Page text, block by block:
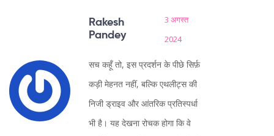
Rakesh
Pandey
3 अगस्त
2024
सच कहूँ तो, इस प्रदर्शन के पीछे सिर्फ़
कड़ी मेहनत नहीं, बल्कि एथलीट्स की
निजी ड्राइव और आंतरिक प्रतिस्पर्धा
भी है। यह देखना रोचक होगा कि वे